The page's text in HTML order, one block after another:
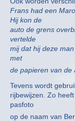
Frans had een
Hij kon de
auto de grens
vertelde
mij dat hij deze
met
de papieren van de
Tevens wordt
rijbewijzen. Zo
pasfoto
op de naam van